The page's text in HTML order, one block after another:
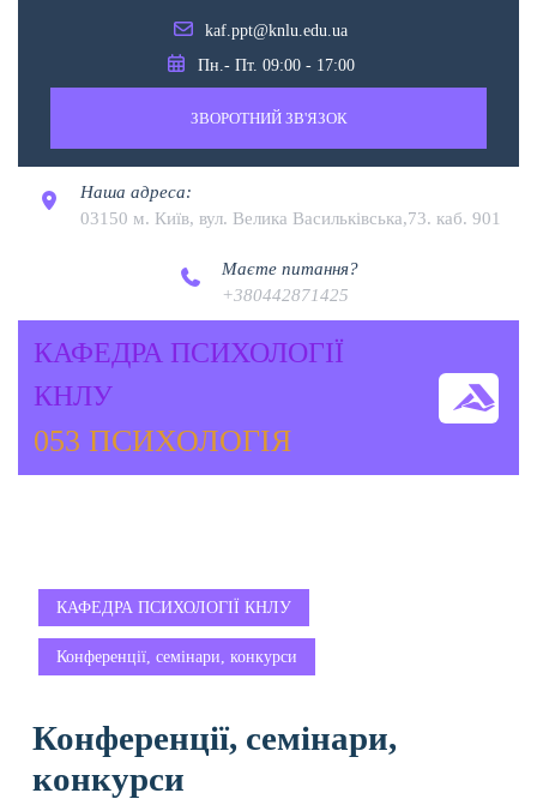
kaf.ppt@knlu.edu.ua
Пн.- Пт. 09:00 - 17:00
ЗВОРОТНИЙ ЗВ'ЯЗОК
Наша адреса:
03150 м. Київ, вул. Велика Васильківська,73. каб. 901
Маєте питання?
+380442871425
КАФЕДРА ПСИХОЛОГІЇ
КНЛУ
053 ПСИХОЛОГІЯ
КАФЕДРА ПСИХОЛОГІЇ КНЛУ
Конференції, семінари, конкурси
Конференції, семінари,
конкурси